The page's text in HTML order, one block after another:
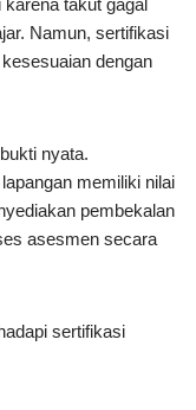
Namun, sertifikasi
dengan
nyata.
memiliki nilai
pembekalan
asesmen secara
sertifikasi